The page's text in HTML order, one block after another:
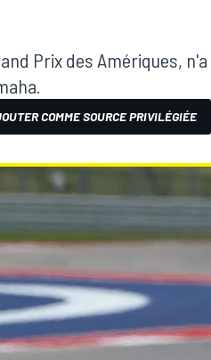
Prix des Amériques, n'a
COMME SOURCE PRIVILÉGIÉE